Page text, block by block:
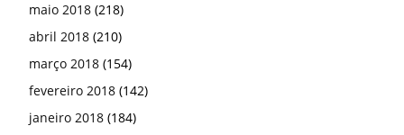
maio 2018 (218)
abril 2018 (210)
março 2018 (154)
fevereiro 2018 (142)
janeiro 2018 (184)